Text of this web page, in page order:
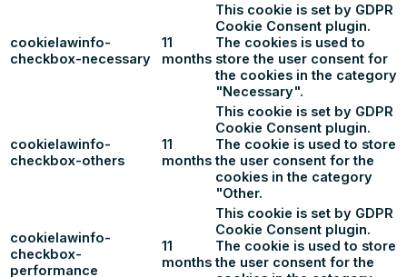
cookielawinfo-
checkbox-necessary
11
months
This cookie is set by GDPR
Cookie Consent plugin.
The cookies is used to
store the user consent for
the cookies in the category
"Necessary".
cookielawinfo-
checkbox-others
11
months
This cookie is set by GDPR
Cookie Consent plugin.
The cookie is used to store
the user consent for the
cookies in the category
"Other.
cookielawinfo-
checkbox-
performance
11
months
This cookie is set by GDPR
Cookie Consent plugin.
The cookie is used to store
the user consent for the